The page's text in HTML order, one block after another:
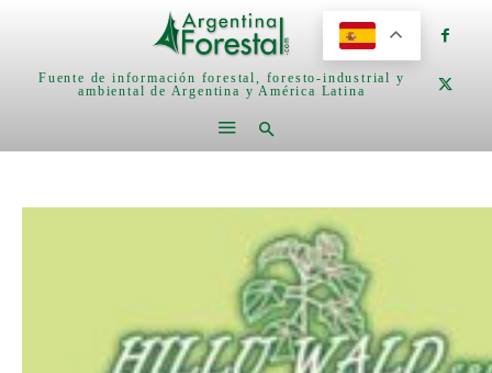
Fuente de información forestal, foresto-industrial y
ambiental de Argentina y América Latina